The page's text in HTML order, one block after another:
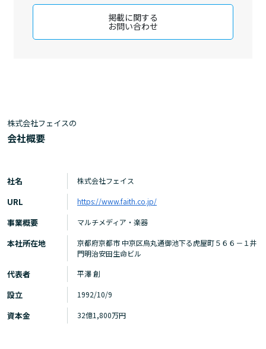
掲載に関する
お問い合わせ
株式会社フェイスの
会社概要
社名 株式会社フェイス
URL https://www.faith.co.jp/
事業概要 マルチメディア・楽器
本社所在地
京都府京都市 中京区烏丸通御池下る虎屋町５６６－１井
門明治安田生命ビル
代表者 平澤 創
設立 1992/10/9
資本金 32億1,800万円